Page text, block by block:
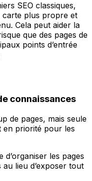
SEO classiques,
carte plus propre et
Cela peut aider la
que des pages de
points d’entrée
connaissances
de pages, mais seule
en priorité pour les
d’organiser les pages
lieu d’exposer tout